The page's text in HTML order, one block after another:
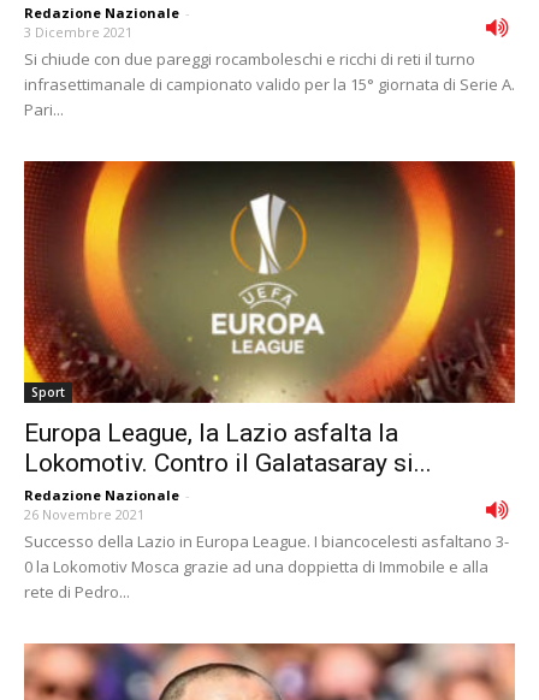
Redazione Nazionale -
3 Dicembre 2021
Si chiude con due pareggi rocamboleschi e ricchi di reti il turno
infrasettimanale di campionato valido per la 15° giornata di Serie A.
Pari...
Sport
Europa League, la Lazio asfalta la
Lokomotiv. Contro il Galatasaray si...
Redazione Nazionale -
26 Novembre 2021
Successo della Lazio in Europa League. I biancocelesti asfaltano 3-
0 la Lokomotiv Mosca grazie ad una doppietta di Immobile e alla
rete di Pedro...